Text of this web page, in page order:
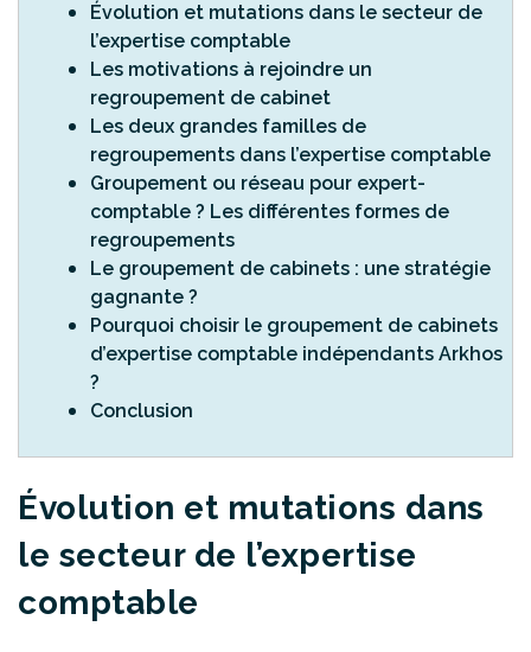
Évolution et mutations dans le secteur de
l’expertise comptable
Les motivations à rejoindre un
regroupement de cabinet
Les deux grandes familles de
regroupements dans l’expertise comptable
Groupement ou réseau pour expert-
comptable ? Les différentes formes de
regroupements
Le groupement de cabinets : une stratégie
gagnante ?
Pourquoi choisir le groupement de cabinets
d’expertise comptable indépendants Arkhos
?
Conclusion
Évolution et mutations dans
le secteur de l’expertise
comptable